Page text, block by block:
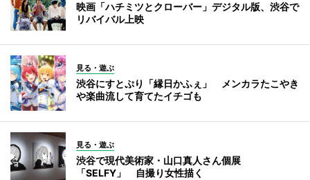
映画「ハチミツとクローバー」デジタル版、渋谷で
リバイバル上映
見る・遊ぶ
渋谷にすとぷり「縁日かふぇ」 メンカラたこやき
や楽曲流して育てたイチゴも
見る・遊ぶ
渋谷で現代美術家・山口真人さん個展
「SELFY」 自撮り女性描く